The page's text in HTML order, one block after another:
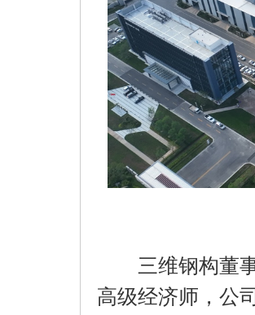
三维钢构董事
高级经济师，公